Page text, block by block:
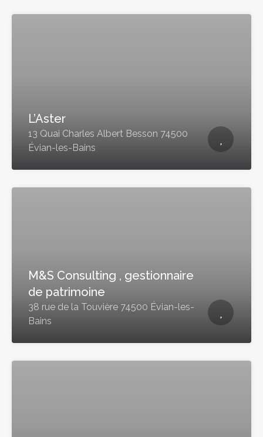
L’Aster
13 Quai Charles Albert Besson 74500
Évian-les-Bains
M&S Consulting , gestionnaire
de patrimoine
38 rue de la Touvière 74500 Évian-les-
Bains